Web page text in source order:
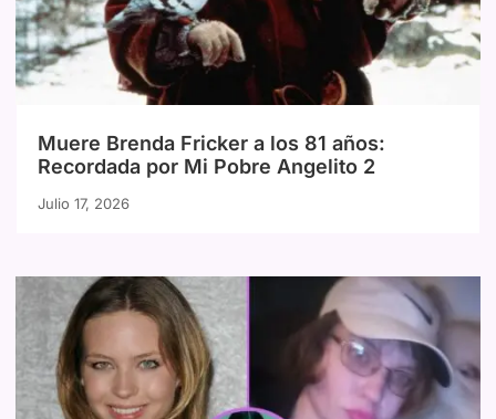
Muere Brenda Fricker a los 81 años:
Recordada por Mi Pobre Angelito 2
Julio 17, 2026